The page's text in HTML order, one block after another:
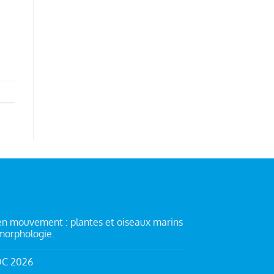
mouvement : plantes et oiseaux marins
2026